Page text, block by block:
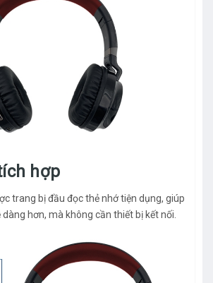
hợp
trang bị đầu đọc thẻ nhớ tiện dụng, giúp
dàng hơn, mà không cần thiết bị kết nối.